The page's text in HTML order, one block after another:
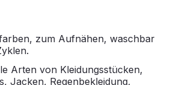
zum Aufnähen, waschbar
Arten von Kleidungsstücken,
Jacken, Regenbekleidung,